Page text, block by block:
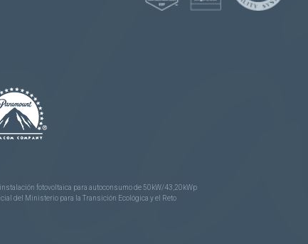
fotovoltaica para autoconsumo de 50kW/43,20kWp
del Ministerio para la Transición Ecológica y el Reto